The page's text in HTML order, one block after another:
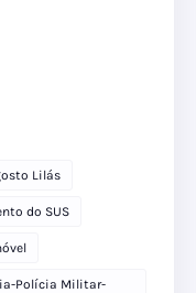
Lilás
do SUS
Polícia Militar-